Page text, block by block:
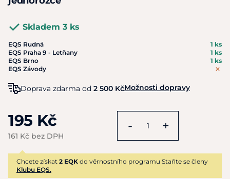
Skladem 3 ks
EQS Rudná
1 ks
EQS Praha 9 - Letňany
1 ks
EQS Brno
1 ks
EQS Závody
Doprava zdarma od 2 500 KčMožnosti dopravy
195 Kč
161 Kč bez DPH
- +
Chcete získat 2 EQK do věrnostního programu Staňte se členy
Klubu EQS.